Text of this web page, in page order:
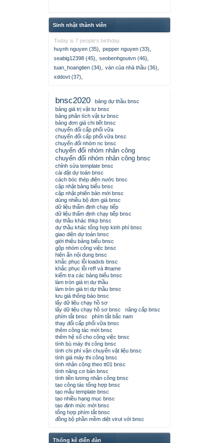
Sinh nhật thành viên
Today is 7 people's birthday.
huynh nguyen (35)
pepper nguyen (33)
seabig12398 (45)
seobenhgoutvn (46)
tuan_hoangtien (34)
ván của nhà thầu (36)
xddovt (37)
bnsc2020
bảng dự thầu bnsc
bảng giá trị vật tư bnsc
bảng phân tích vật tư bnsc
bảng đơn giá chi tiết bnsc
chuyển đổi cấp phối vữa
chuyển đổi cấp phối vữa bnsc
chuyển đổi nhóm nc bnsc
chuyển đổi nhóm nhân công
chuyển đổi nhóm nhân công bnsc
chỉnh sửa template bnsc
cài đặt dự toán bnsc
cách bóc thép điện nước bnsc
cập nhật bảng biểu bnsc
cập nhật phiên bản mới bnsc
dùng nhiều bộ đơn giá bnsc
dữ liệu thẩm định chạy tiếp
dữ liệu thẩm định chạy tiếp bnsc
dự thầu khác thkp bnsc
dự thầu khác tổng hợp kinh phí bnsc
giao diện dự toán bnsc
giới thiệu bảng biểu bnsc
gộp nhóm công việc bnsc
hiện ẩn nội dung bnsc
khắc phục lỗi loadxls bnsc
khắc phục lỗi reff và #name
kiểm tra các bảng biểu bnsc
làm tròn giá trị dự thầu
làm tròn giá trị dự thầu bnsc
lưu giá thông báo bnsc
lấy dữ liệu chạy hồ sơ
lấy dữ liệu chạy hồ sơ bnsc
nâng cấp bnsc
phím tắt bnsc
phím tắt bắc nam
thay đổi cấp phối vữa bnsc
thêm công tác mới bnsc
thêm hệ số cho công việc bnsc
tính bù máy thi công bnsc
tính chi phí vận chuyển vật liệu bnsc
tính giá máy thi công bnsc
tính nhân công theo tt01 bnsc
tính năng cơ bản bnsc
tính tiền lương nhân công bnsc
tạo công tác tổng hợp bnsc
tạo mẫu template bnsc
tạo nhiều hạng mục bnsc
tạo định mức mới bnsc
tổng hợp phím tắt bnsc
đồng bộ phần mềm diệt virut với bnsc
Thống kê diễn đàn